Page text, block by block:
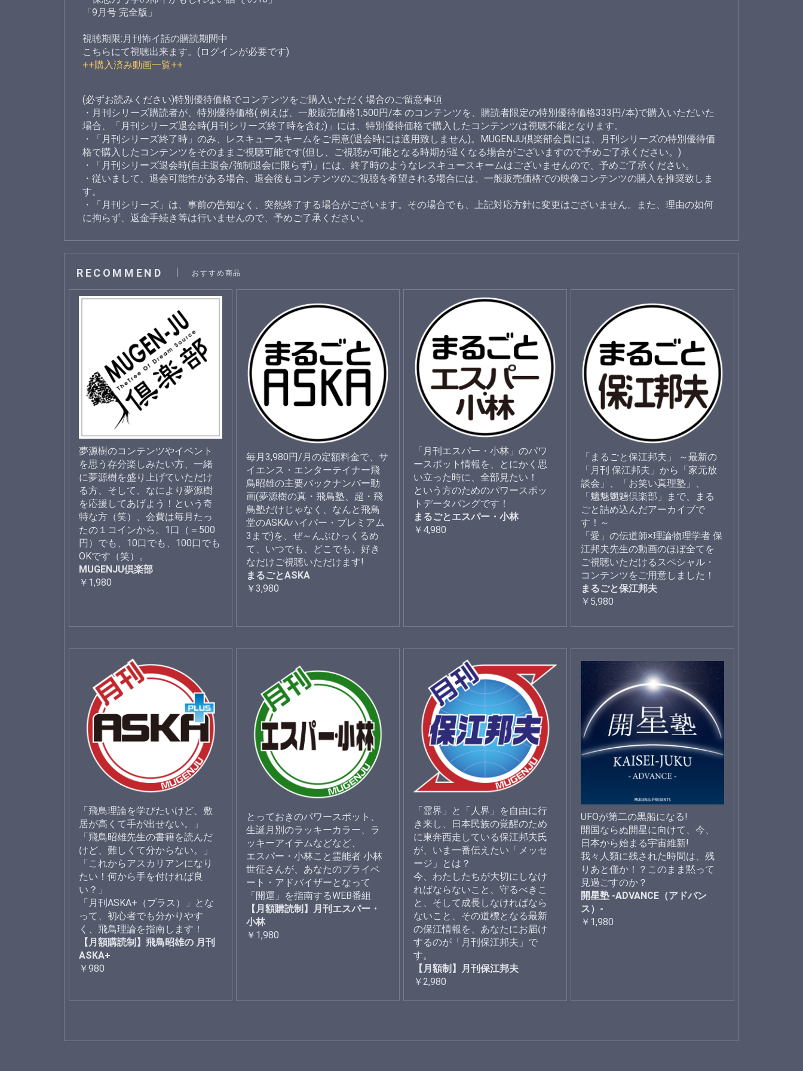
「9月号 完全版」
視聴期限:月刊怖イ話の購読期間中
こちらにて視聴出来ます。(ログインが必要です)
++購入済み動画一覧++
(必ずお読みください)特別優待価格でコンテンツをご購入いただく場合のご留意事項
・月刊シリーズ購読者が、特別優待価格( 例えば、一般販売価格1,500円/本 のコンテンツを、購読者限定の特別優待価格333円/本)で購入いただいた
場合、「月刊シリーズ退会時(月刊シリーズ終了時を含む)」には、特別優待価格で購入したコンテンツは視聴不能となります。
・「月刊シリーズ終了時」のみ、レスキュースキームをご用意(退会時には適用致しません)。MUGENJU倶楽部会員には、月刊シリーズの特別優待価
格で購入したコンテンツをそのままご視聴可能です(但し、ご視聴が可能となる時期が遅くなる場合がございますので予めご了承ください。)
・「月刊シリーズ退会時(自主退会/強制退会に限らず)」には、終了時のようなレスキュースキームはございませんので、予めご了承ください。
・従いまして、退会可能性がある場合、退会後もコンテンツのご視聴を希望される場合には、一般販売価格での映像コンテンツの購入を推奨致しま
す。
・「月刊シリーズ」は、事前の告知なく、突然終了する場合がございます。その場合でも、上記対応方針に変更はございません。また、理由の如何
に拘らず、返金手続き等は行いませんので、予めご了承ください。
RECOMMEND おすすめ商品
夢源樹のコンテンツやイベント
を思う存分楽しみたい方、一緒
に夢源樹を盛り上げていただけ
る方、そして、なにより夢源樹
を応援してあげよう！という奇
特な方（笑）、会費は毎月たっ
たの１コインから。1口（＝500
円）でも、10口でも、100口でも
OKです（笑）。
MUGENJU倶楽部
￥1,980
毎月3,980円/月の定額料金で、サ
イエンス・エンターテイナー飛
鳥昭雄の主要バックナンバー動
画(夢源樹の真・飛鳥塾、超・飛
鳥塾だけじゃなく、なんと飛鳥
堂のASKAハイパー・プレミアム
3まで)を、ぜ～んぶひっくるめ
て、いつでも、どこでも、好き
なだけご視聴いただけます!
まるごとASKA
￥3,980
「月刊エスパー・小林」のパワ
ースポット情報を、とにかく思
い立った時に、全部見たい！
という方のためのパワースポッ
トデータバングです！
まるごとエスパー・小林
￥4,980
「まるごと保江邦夫」 ～最新の
「月刊 保江邦夫」から「家元放
談会」、「お笑い真理塾」、
「魑魅魍魎倶楽部」まで、まる
ごと詰め込んだアーカイブで
す！～
「愛」の伝道師×理論物理学者 保
江邦夫先生の動画のほぼ全てを
ご視聴いただけるスペシャル・
コンテンツをご用意しました！
まるごと保江邦夫
￥5,980
「飛鳥理論を学びたいけど、敷
居が高くて手が出せない。」
「飛鳥昭雄先生の書籍を読んだ
けど、難しくて分からない。」
「これからアスカリアンになり
たい！何から手を付ければ良
い？」
「月刊ASKA+（プラス）」とな
って、初心者でも分かりやす
く、飛鳥理論を指南します！
【月額購読制】飛鳥昭雄の 月刊
ASKA+
￥980
とっておきのパワースポット、
生誕月別のラッキーカラー、ラ
ッキーアイテムなどなど、
エスパー・小林こと霊能者 小林
世征さんが、あなたのプライベ
ート・アドバイザーとなって
「開運」を指南するWEB番組
【月額購読制】月刊エスパー・
小林
￥1,980
「霊界」と「人界」を自由に行
き来し、日本民族の覚醒のため
に東奔西走している保江邦夫氏
が、いま一番伝えたい「メッセ
ージ」とは？
今、わたしたちが大切にしなけ
ればならないこと、守るべきこ
と、そして成長しなければなら
ないこと、その道標となる最新
の保江情報を、あなたにお届け
するのが「月刊保江邦夫」で
す。
【月額制】月刊保江邦夫
￥2,980
UFOが第二の黒船になる!
開国ならぬ開星に向けて、今、
日本から始まる宇宙維新!
我々人類に残された時間は、残
りあと僅か！？このまま黙って
見過ごすのか？
開星塾 -ADVANCE（アドバン
ス）-
￥1,980